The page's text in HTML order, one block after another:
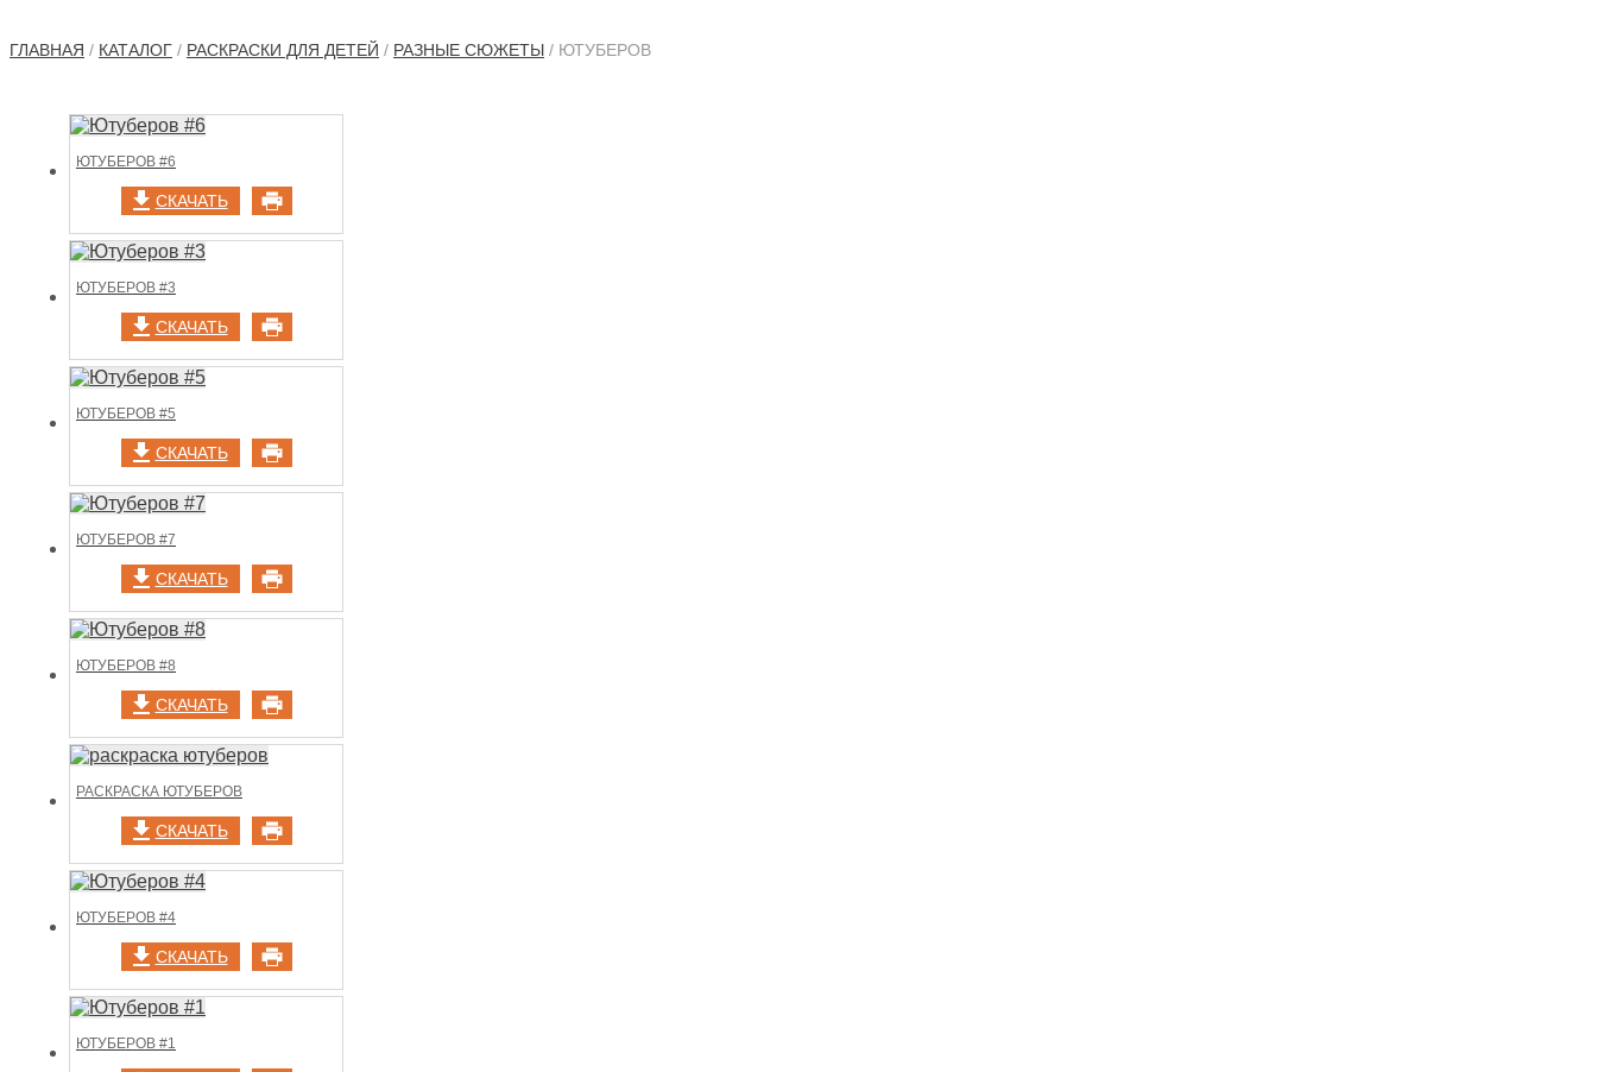
ГЛАВНАЯ / КАТАЛОГ / РАСКРАСКИ ДЛЯ ДЕТЕЙ / РАЗНЫЕ СЮЖЕТЫ / ЮТУБЕРОВ
ЮТУБЕРОВ #6
СКАЧАТЬ
ЮТУБЕРОВ #3
СКАЧАТЬ
ЮТУБЕРОВ #5
СКАЧАТЬ
ЮТУБЕРОВ #7
СКАЧАТЬ
ЮТУБЕРОВ #8
СКАЧАТЬ
РАСКРАСКА ЮТУБЕРОВ
СКАЧАТЬ
ЮТУБЕРОВ #4
СКАЧАТЬ
ЮТУБЕРОВ #1